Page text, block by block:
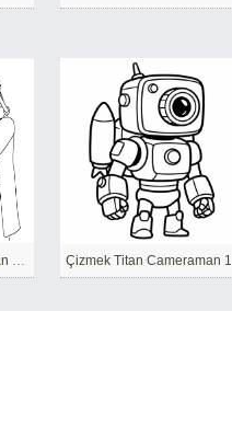
Çizmek Titan Cameraman çocuklar için temel Çizmek Titan Cameraman 1